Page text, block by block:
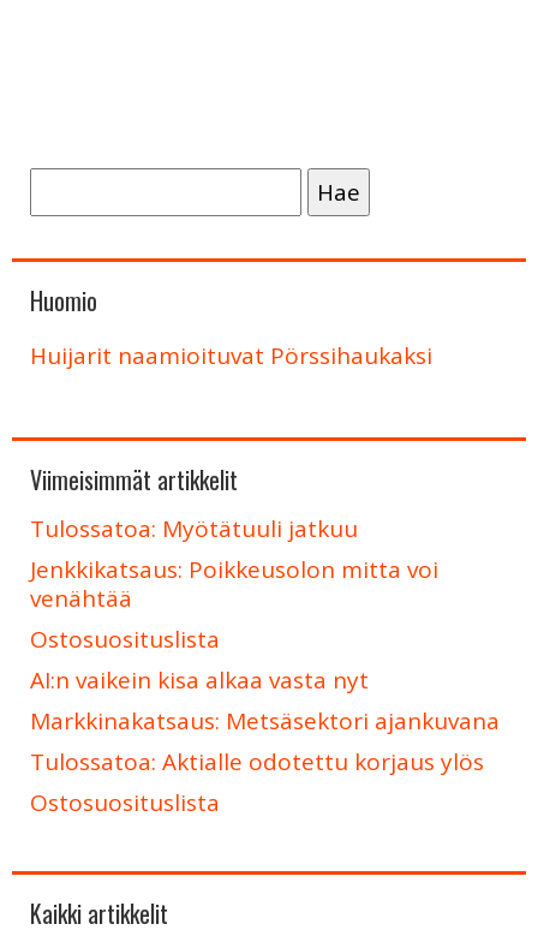
Huomio
Huijarit naamioituvat Pörssihaukaksi
Viimeisimmät artikkelit
Tulossatoa: Myötätuuli jatkuu
Jenkkikatsaus: Poikkeusolon mitta voi
venähtää
Ostosuosituslista
AI:n vaikein kisa alkaa vasta nyt
Markkinakatsaus: Metsäsektori ajankuvana
Tulossatoa: Aktialle odotettu korjaus ylös
Ostosuosituslista
Kaikki artikkelit